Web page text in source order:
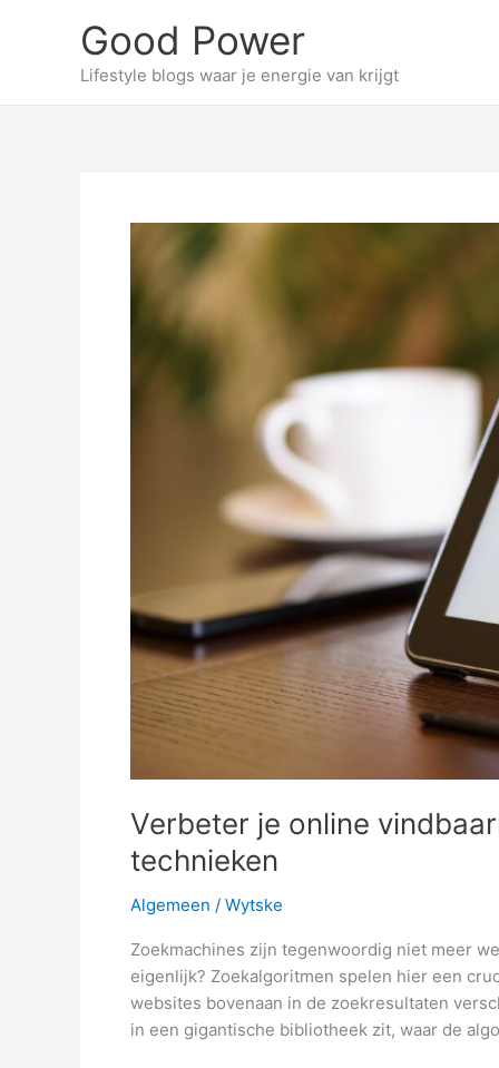
Good Power
Lifestyle blogs waar je energie van krijgt
Verbeter je online
technieken
Algemeen / Wytske
Zoekmachines zijn tegenwoordig niet meer
eigenlijk? Zoekalgoritmen spelen hier een
websites bovenaan in de zoekresultaten
in een gigantische bibliotheek zit, waar de